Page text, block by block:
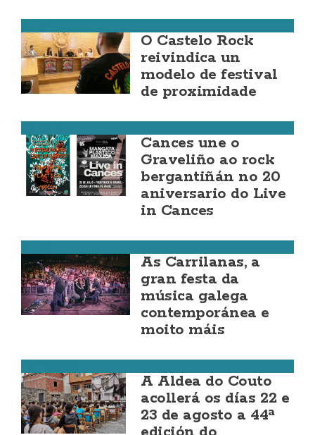
O Castelo Rock
reivindica un
modelo de festival
de proximidade
Cances une o
Graveliño ao rock
bergantiñán no 20
aniversario do Live
in Cances
As Carrilanas, a
gran festa da
música galega
contemporánea e
moito máis
A Aldea do Couto
acollerá os días 22 e
23 de agosto a 44ª